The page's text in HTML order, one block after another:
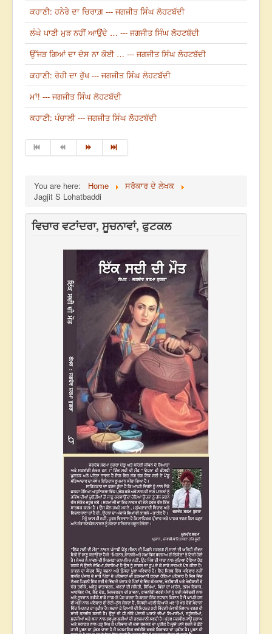
ਕਹਾਣੀ: ਹਨੇਰੇ ਦਾ ਚਿਰਾਗ਼ --- ਜਗਜੀਤ ਸਿੰਘ ਲੋਹਟਬੱਦੀ
ਲੰਘੇ ਪਾਣੀ ਮੁੜ ਨਹੀਂ ਆਉਂਦੇ … --- ਜਗਜੀਤ ਸਿੰਘ ਲੋਹਟਬੱਦੀ
ਉੱਜੜ ਗਿਆਂ ਦਾ ਦੇਸ ਨਾ ਕੋਈ … --- ਜਗਜੀਤ ਸਿੰਘ ਲੋਹਟਬੱਦੀ
ਕਹਾਣੀ: ਰੋਹੀ ਦਾ ਰੁੱਖ --- ਜਗਜੀਤ ਸਿੰਘ ਲੋਹਟਬੱਦੀ
ਮਾਂ! --- ਜਗਜੀਤ ਸਿੰਘ ਲੋਹਟਬੱਦੀ
ਕਹਾਣੀ: ਪੰਚਾਲੀ --- ਜਗਜੀਤ ਸਿੰਘ ਲੋਹਟਬੱਦੀ
You are here: Home
ਸਰੋਕਾਰ ਦੇ ਲੇਖਕ
Jagjit S Lohatbaddi
ਵਿਚਾਰ ਵਟਾਂਦਰਾ, ਸੂਚਨਾਵਾਂ, ਫੁਟਕਲ